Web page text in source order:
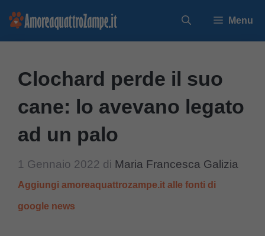
Vai
Menu
Clochard perde il suo
cane: lo avevano legato
ad un palo
1 Gennaio 2022 di Maria Francesca Galizia
Aggiungi amoreaquattrozampe.it alle fonti di
google news